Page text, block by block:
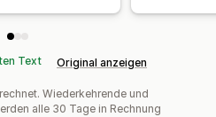
Text Original anzeigen
Wiederkehrende und
alle 30 Tage in Rechnung